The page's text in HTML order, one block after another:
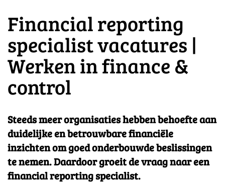
Financial reporting
specialist vacatures |
Werken in finance &
control
Steeds meer organisaties hebben behoefte aan
duidelijke en betrouwbare financiële
inzichten om goed onderbouwde beslissingen
te nemen. Daardoor groeit de vraag naar een
financial reporting specialist.